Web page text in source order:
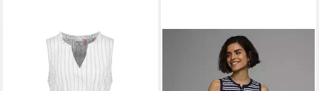
SUBLEVEL Sommerkleid
Damen Sommerkleid aus
Baumwolle A-Linien Kleid mit
29,99 € UVP 34,99 €
KANGAROOSSommerkleid
aus Rippware, Mini-Länge
ab 15,06 € UVP55,99 €